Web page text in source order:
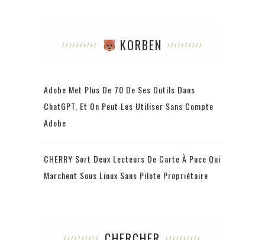
KORBEN
Adobe Met Plus De 70 De Ses Outils Dans
ChatGPT, Et On Peut Les Utiliser Sans Compte
Adobe
CHERRY Sort Deux Lecteurs De Carte À Puce Qui
Marchent Sous Linux Sans Pilote Propriétaire